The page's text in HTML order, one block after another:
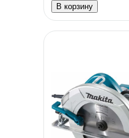
В корзину